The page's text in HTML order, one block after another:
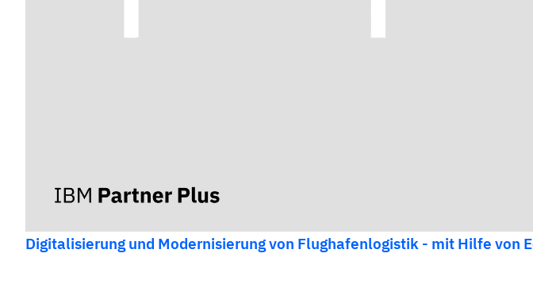
Digitalisierung und Modernisierung von Flughafenlogistik - mit Hilfe von